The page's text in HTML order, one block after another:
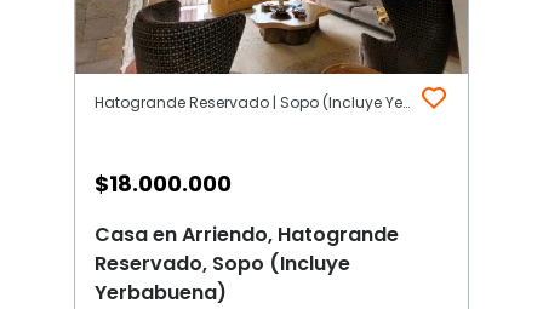
Hatogrande Reservado | Sopo (Incluye Yerbabuena)
$18.000.000
Casa en Arriendo, Hatogrande
Reservado, Sopo (Incluye
Yerbabuena)